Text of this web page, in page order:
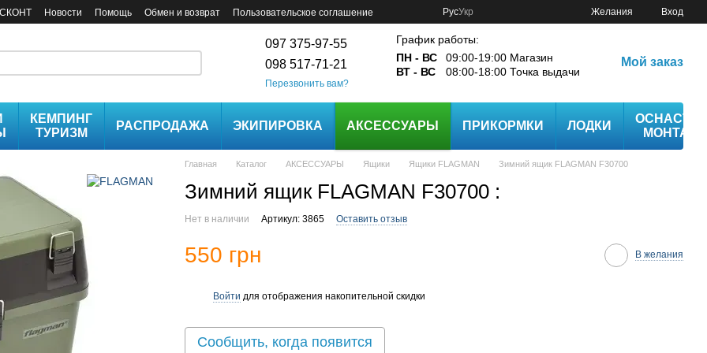
Новости Помощь Обмен и возврат Пользовательское соглашение РусУкр Желания Вход
097 375-97-55
098 517-71-21
Перезвонить вам?
График работы:
ПН - ВС
09:00-19:00 Магазин
ВТ - ВС
08:00-18:00 Точка выдачи
Мой заказ
КЕМПИНГ
ТУРИЗМ
РАСПРОДАЖА ЭКИПИРОВКА АКСЕССУАРЫ ПРИКОРМКИ ЛОДКИ
ОСНАСТКА
МОНТАЖ
Главная Каталог АКСЕССУАРЫ Ящики Ящики FLAGMAN Зимний ящик FLAGMAN F30700
Зимний ящик FLAGMAN F30700 :
Нет в наличии Артикул: 3865 Оставить отзыв
550 грн В желания
Войти для отображения накопительной скидки
Сообщить, когда появится